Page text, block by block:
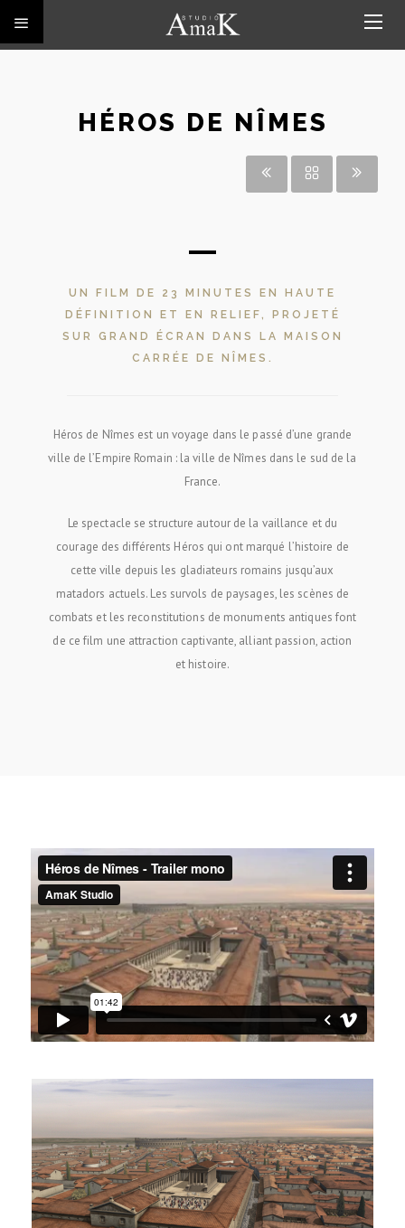
HÉROS DE NÎMES
UN FILM DE 23 MINUTES EN HAUTE
DÉFINITION ET EN RELIEF, PROJETÉ
SUR GRAND ÉCRAN DANS LA MAISON
CARRÉE DE NÎMES.
Héros de Nîmes est un voyage dans le passé d’une grande
ville de l’Empire Romain : la ville de Nîmes dans le sud de la
France.
Le spectacle se structure autour de la vaillance et du
courage des différents Héros qui ont marqué l’histoire de
cette ville depuis les gladiateurs romains jusqu’aux
matadors actuels. Les survols de paysages, les scènes de
combats et les reconstitutions de monuments antiques font
de ce film une attraction captivante, alliant passion, action
et histoire.